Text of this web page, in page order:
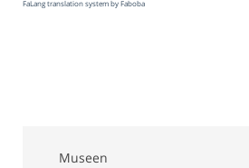
FaLang translation system by Faboba
Museen